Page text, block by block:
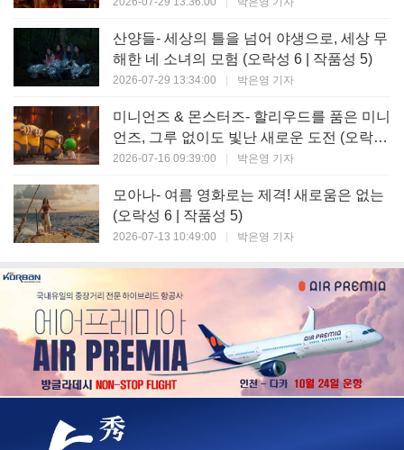
산양들- 세상의 틀을 넘어 야생으로, 세상 무
해한 네 소녀의 모험 (오락성 6 | 작품성 5)
2026-07-29 13:34:00 박은영 기자
미니언즈 & 몬스터즈- 할리우드를 품은 미니
언즈, 그루 없이도 빛난 새로운 도전 (오락성
7 | 작품성 6)
2026-07-16 09:39:00 박은영 기자
모아나- 여름 영화로는 제격! 새로움은 없는
(오락성 6 | 작품성 5)
2026-07-13 10:49:00 박은영 기자